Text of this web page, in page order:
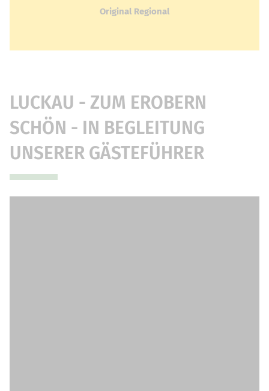
Original Regional
LUCKAU - ZUM EROBERN
SCHÖN - IN BEGLEITUNG
UNSERER GÄSTEFÜHRER